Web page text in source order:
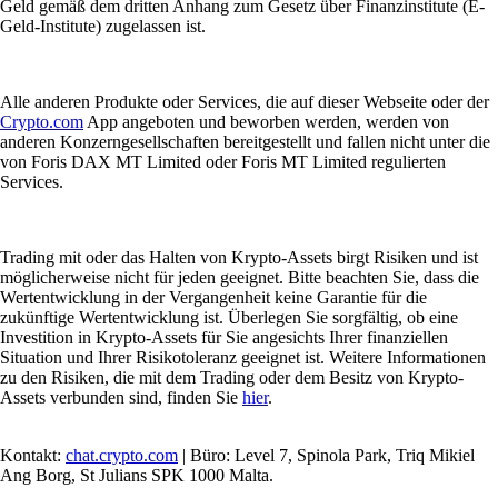
Geld gemäß dem dritten Anhang zum Gesetz über Finanzinstitute (E-
Geld-Institute) zugelassen ist.
Alle anderen Produkte oder Services, die auf dieser Webseite oder der
Crypto.com App angeboten und beworben werden, werden von
anderen Konzerngesellschaften bereitgestellt und fallen nicht unter die
von Foris DAX MT Limited oder Foris MT Limited regulierten
Services.
Trading mit oder das Halten von Krypto-Assets birgt Risiken und ist
möglicherweise nicht für jeden geeignet. Bitte beachten Sie, dass die
Wertentwicklung in der Vergangenheit keine Garantie für die
zukünftige Wertentwicklung ist. Überlegen Sie sorgfältig, ob eine
Investition in Krypto-Assets für Sie angesichts Ihrer finanziellen
Situation und Ihrer Risikotoleranz geeignet ist. Weitere Informationen
zu den Risiken, die mit dem Trading oder dem Besitz von Krypto-
Assets verbunden sind, finden Sie hier.
Kontakt: chat.crypto.com | Büro: Level 7, Spinola Park, Triq Mikiel
Ang Borg, St Julians SPK 1000 Malta.